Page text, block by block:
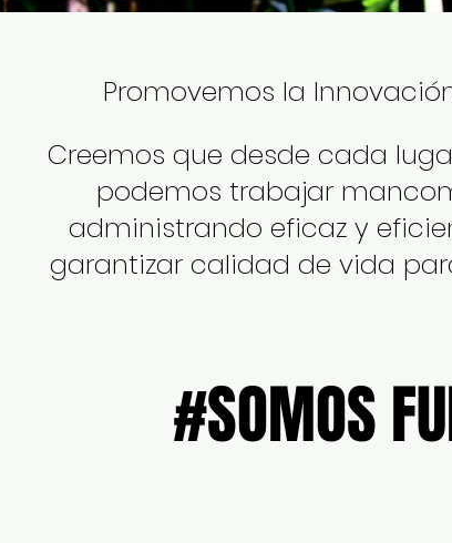
Promovemos la
Creemos que desde cada
podemos trabajar
administrando eficaz y
garantizar calidad de vida
#SOMOS
#SOMOS